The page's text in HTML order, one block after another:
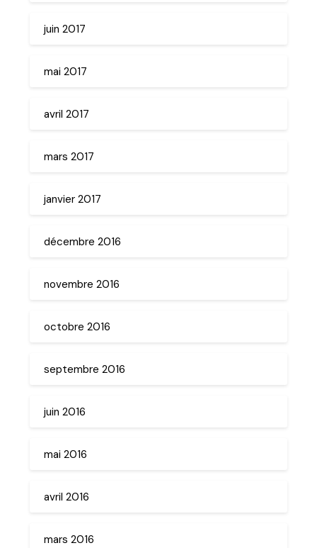
juin 2017
mai 2017
avril 2017
mars 2017
janvier 2017
décembre 2016
novembre 2016
octobre 2016
septembre 2016
juin 2016
mai 2016
avril 2016
mars 2016